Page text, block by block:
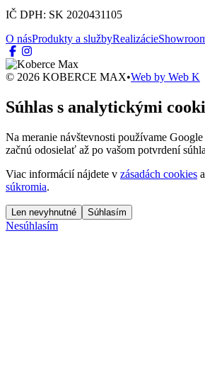
IČ DPH: SK 2020431105
O násProdukty a službyRealizácie
© 2026 KOBERCE MAX•Web by Web K
Súhlas s analytickými
Na meranie návštevnosti používame
začnú odosielať až po vašom potvrdení
Viac informácií nájdete v zásadách cookies a
súkromia.
Len nevyhnutné Súhlasím
Nesúhlasím